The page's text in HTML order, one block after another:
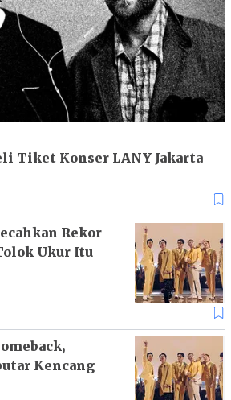
Tiket Konser LANY Jakarta
Rekor
Ukur Itu
Kencang